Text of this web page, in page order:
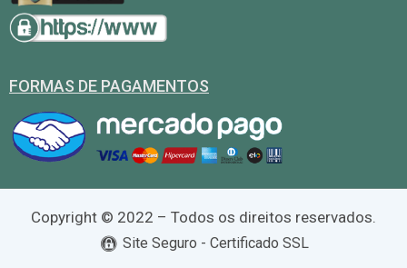
FORMAS DE PAGAMENTOS
Copyright © 2022 – Todos os direitos reservados.
Site Seguro - Certificado SSL